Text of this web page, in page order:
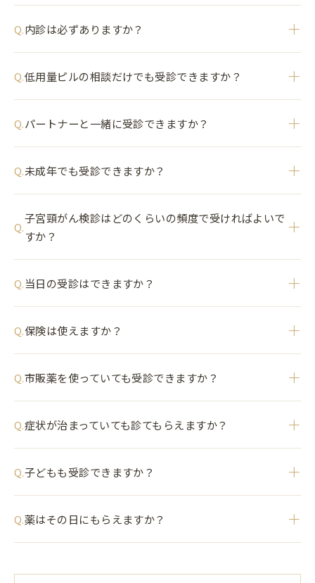
Q.内診は必ずありますか？ ＋
Q.低用量ピルの相談だけでも受診できますか？ ＋
Q.パートナーと一緒に受診できますか？ ＋
Q.未成年でも受診できますか？ ＋
Q.
子宮頸がん検診はどのくらいの頻度で受ければよいで
すか？
＋
Q.当日の受診はできますか？ ＋
Q.保険は使えますか？ ＋
Q.市販薬を使っていても受診できますか？ ＋
Q.症状が治まっていても診てもらえますか？ ＋
Q.子どもも受診できますか？ ＋
Q.薬はその日にもらえますか？ ＋